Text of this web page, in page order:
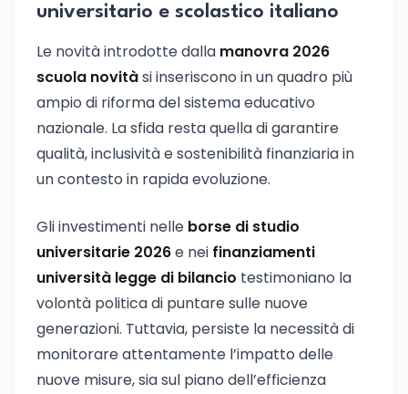
universitario e scolastico italiano
Le novità introdotte dalla manovra 2026
scuola novitàsi inseriscono in un quadro più
ampio di riforma del sistema educativo
nazionale. La sfida resta quella di garantire
qualità, inclusività e sostenibilità finanziaria in
un contesto in rapida evoluzione.
Gli investimenti nelle borse di studio
universitarie 2026e nei finanziamenti
università legge di bilancio testimoniano la
volontà politica di puntare sulle nuove
generazioni. Tuttavia, persiste la necessità di
monitorare attentamente l’impatto delle
nuove misure, sia sul piano dell’efficienza